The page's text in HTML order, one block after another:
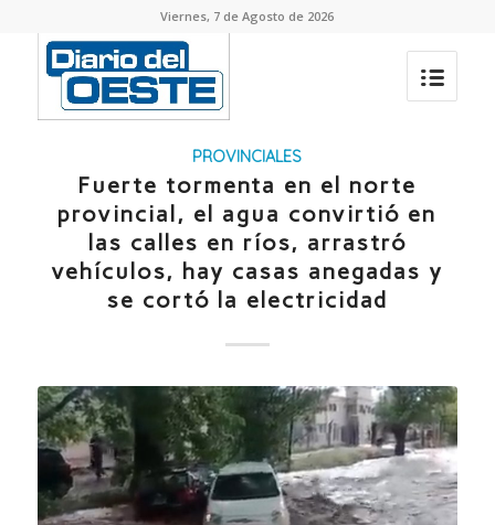
Viernes, 7 de Agosto de 2026
PROVINCIALES
Fuerte tormenta en el norte
provincial, el agua convirtió en
las calles en ríos, arrastró
vehículos, hay casas anegadas y
se cortó la electricidad